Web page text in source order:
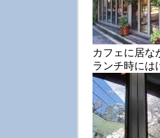
カフェに居な
ランチ時には